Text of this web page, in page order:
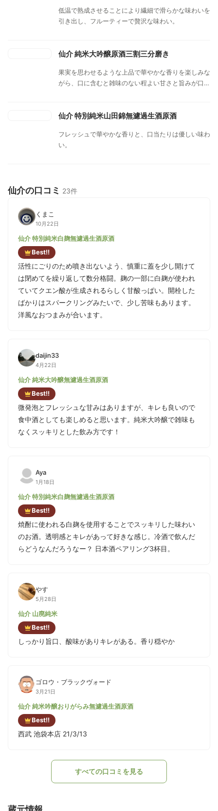
低温で熟成させることにより繊細で滑らかな味わいを
引き出し、フルーティーで贅沢な味わい。
仙介 純米大吟醸原酒三割三分磨き
果実を思わせるような上品で華やかな香りを楽しみな
がら、口に含むと雑味のない程よい甘さと旨みが口中
仙介 特別純米山田錦無濾過生酒原酒
フレッシュで華やかな香りと、口当たりは優しい味わ
い。
仙介の口コミ 23件
くまこ
10月22日
仙介 特別純米白麹無濾過生酒原酒
Best!!
活性にごりのため噴き出ないよう、慎重に蓋を少し開けて
は閉めてを繰り返して数分格闘。麹の一部に白麹が使われ
ていてクエン酸が生成されるらしく甘酸っぱい。開栓した
ばかりはスパークリングみたいで、少し苦味もあります。
洋風なおつまみが合います。
daijin33
4月22日
仙介 純米大吟醸無濾過生酒原酒
Best!!
微発泡とフレッシュな甘みはありますが、キレも良いので
食中酒としても楽しめると思います。純米大吟醸で雑味も
なくスッキリとした飲み方です！
Aya
1月18日
仙介 特別純米白麹無濾過生酒原酒
Best!!
焼酎に使われる白麹を使用することでスッキリした味わい
のお酒。透明感とキレがあって好きな感じ。冷酒で飲んだ
らどうなんだろうなー？ 日本酒ペアリング3杯目。
やす
5月28日
仙介 山廃純米
Best!!
しっかり旨口、酸味がありキレがある。香り穏やか
ゴロウ・ブラックヴォード
3月21日
仙介 純米吟醸おりがらみ無濾過生酒原酒
Best!!
西武 池袋本店 21/3/13
すべての口コミを見る